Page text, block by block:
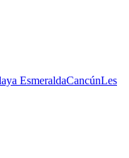
EsmeraldaCancúnLes